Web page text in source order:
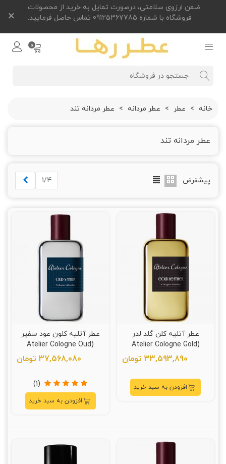
ضمن ارزوی سلامتی، درصورت تمایل به خرید از محصولات
فروشگاه با شماره 09125367785 تماس حاصل فرمایید.
×
0
خانه > عطر > عطر مردانه > عطر مردانه تند
عطر مردانه تند
پیشفرض 1/4
عطر آتلیه کلن گلد لدر
(Atelier Cologne Gold
Leather)
33,593,890 تومان
افزودن به سبد خرید
عطر آتلیه کلون عود سفیر
(Atelier Cologne Oud
Saphir)
37,568,080 تومان
(1)
افزودن به سبد خرید